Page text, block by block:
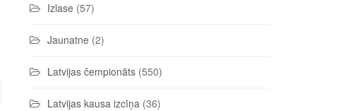
Izlase (57)
Jaunatne (2)
Latvijas čempionāts (550)
Latvijas kausa izcīņa (36)